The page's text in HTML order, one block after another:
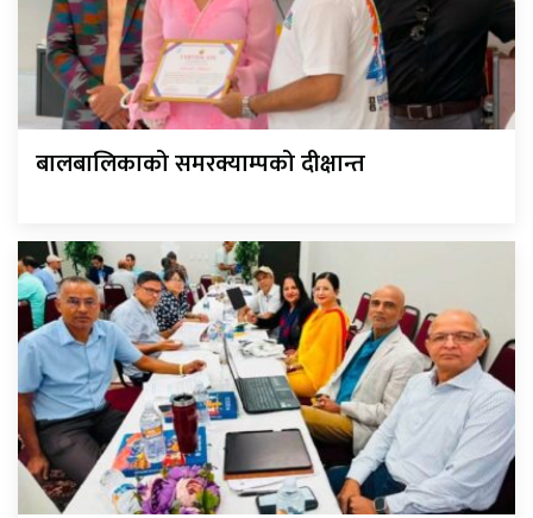
बालबालिकाको समरक्याम्पको दीक्षान्त